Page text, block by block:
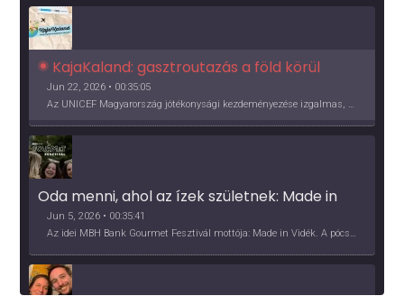
KajaKaland: gasztroutazás a föld körül
Jun 22, 2026 • 00:35:05
Az UNICEF Magyarország jótékonysági kezdeményezése izgalmas, egész éves világkörüli ízutazásra hív, igazi családi program és gasztroedukáció, illetve segítség a rászorulóknak is egyben.
Oda menni, ahol az ízek születnek: Made in
Vidék, Gourmet Fesztivál 2026
Jun 5, 2026 • 00:35:41
Az idei MBH Bank Gourmet Fesztivál mottója: Made in Vidék. A pócsmegyeri Papi, a mályinkai Iszkor és a szigligeti Villa Kabala tulajdonosai beszélnek arról, hogy mit jelentenek nekik a vidék ízei.